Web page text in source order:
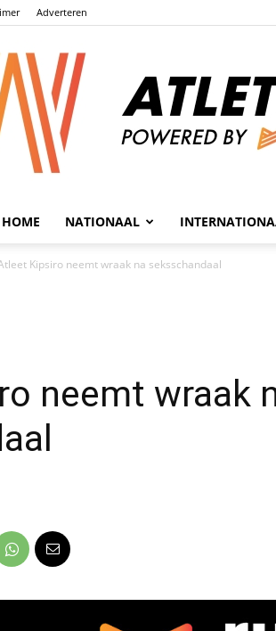
Adverteren
HOME NATIONAAL
Kipsiro neemt wraak na seksschandaal
neemt wraak